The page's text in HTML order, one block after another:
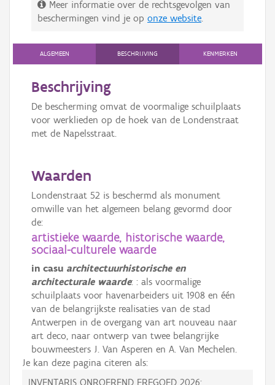
Meer informatie over de rechtsgevolgen van
beschermingen vind je op onze website.
ALGEMEEN BESCHRIJVING KENMERKEN
Beschrijving
De bescherming omvat de voormalige schuilplaats
voor werklieden op de hoek van de Londenstraat
met de Napelsstraat.
Waarden
Londenstraat 52 is beschermd als monument
omwille van het algemeen belang gevormd door
de:
artistieke waarde, historische waarde,
sociaal-culturele waarde
in casu architectuurhistorische en
architecturale waarde: : als voormalige
schuilplaats voor havenarbeiders uit 1908 en één
van de belangrijkste realisaties van de stad
Antwerpen in de overgang van art nouveau naar
art deco, naar ontwerp van twee belangrijke
bouwmeesters J. Van Asperen en A. Van Mechelen.
Je kan deze pagina citeren als:
INVENTARIS ONROEREND ERFGOED 2026: